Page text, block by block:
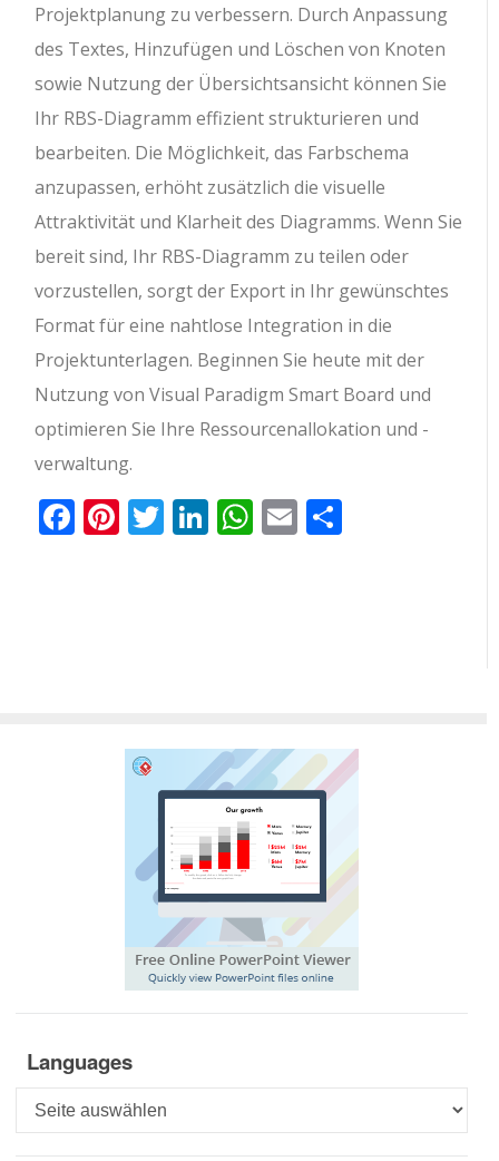
Projektplanung zu verbessern. Durch Anpassung
des Textes, Hinzufügen und Löschen von Knoten
sowie Nutzung der Übersichtsansicht können Sie
Ihr RBS-Diagramm effizient strukturieren und
bearbeiten. Die Möglichkeit, das Farbschema
anzupassen, erhöht zusätzlich die visuelle
Attraktivität und Klarheit des Diagramms. Wenn Sie
bereit sind, Ihr RBS-Diagramm zu teilen oder
vorzustellen, sorgt der Export in Ihr gewünschtes
Format für eine nahtlose Integration in die
Projektunterlagen. Beginnen Sie heute mit der
Nutzung von Visual Paradigm Smart Board und
optimieren Sie Ihre Ressourcenallokation und -
verwaltung.
Facebook
Pinterest
Twitter
LinkedIn
WhatsApp
Email
Languages
Languages